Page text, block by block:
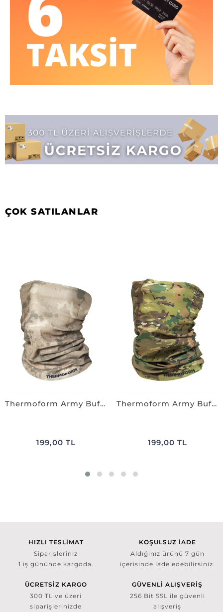
ÇOK SATILANLAR
Thermoform Army Buff JND.KAMUFLAJ
199,00 TL
Thermoform Army Buff Multicam
199,00 TL
HIZLI TESLİMAT
Siparişleriniz
1 iş gününde kargoda.
KOŞULSUZ İADE
Aldığınız ürünü 7 gün
içerisinde iade edebilirsiniz.
ÜCRETSİZ KARGO
300 TL ve üzeri
siparişlerinizde
GÜVENLİ ALIŞVERİŞ
256 Bit SSL ile güvenli
alışveriş